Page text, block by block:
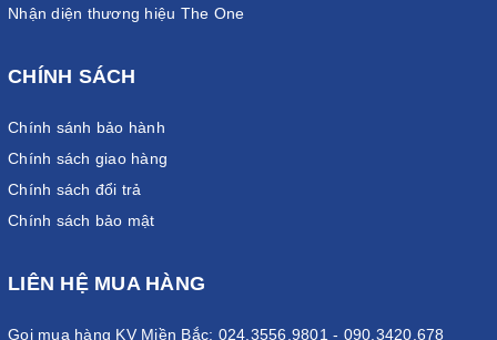
Nhận diện thương hiệu The One
CHÍNH SÁCH
Chính sánh bảo hành
Chính sách giao hàng
Chính sách đổi trả
Chính sách bảo mật
LIÊN HỆ MUA HÀNG
Gọi mua hàng KV Miền Bắc: 024.3556.9801 - 090.3420.678